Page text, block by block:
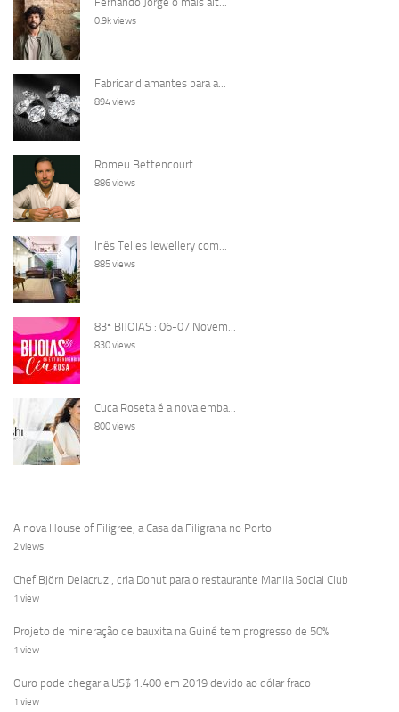
0.9k views
Fabricar diamantes para a...
894 views
Romeu Bettencourt
886 views
Inês Telles Jewellery com...
885 views
83ª BIJOIAS : 06-07 Novem...
830 views
Cuca Roseta é a nova emba...
800 views
A nova House of Filigree, a Casa da Filigrana no Porto
2 views
Chef Björn Delacruz , cria Donut para o restaurante Manila Social Club
1 view
Projeto de mineração de bauxita na Guiné tem progresso de 50%
1 view
Ouro pode chegar a US$ 1.400 em 2019 devido ao dólar fraco
1 view